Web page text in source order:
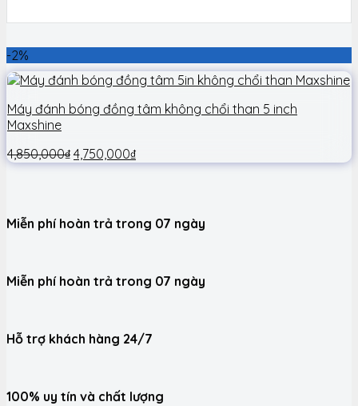
-2%
Máy đánh bóng đồng tâm không chổi than 5 inch
Maxshine
4,850,000₫ 4,750,000₫
Miễn phí hoàn trả trong 07 ngày
Miễn phí hoàn trả trong 07 ngày
Hỗ trợ khách hàng 24/7
100% uy tín và chất lượng